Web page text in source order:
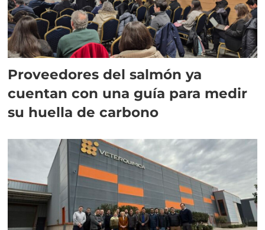
Proveedores del salmón ya
cuentan con una guía para medir
su huella de carbono